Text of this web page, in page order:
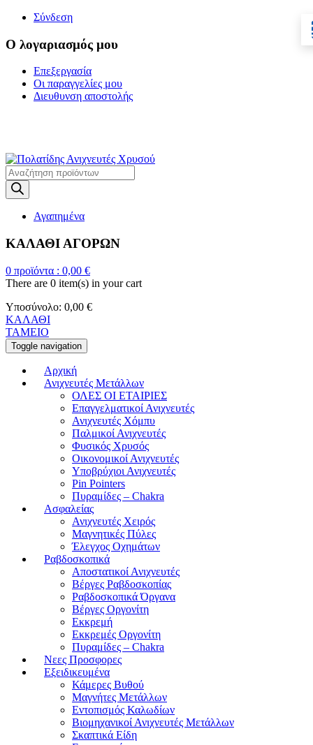
Σύνδεση
Ο λογαριασμός μου
Επεξεργασία
Οι παραγγελίες μου
Διευθυνση αποστολής
Products
search
Αγαπημένα
ΚΑΛΑΘΙ ΑΓΟΡΩΝ
0 προϊόντα : 0,00 €
There are 0 item(s) in your cart
Υποσύνολο: 0,00 €
ΚΑΛΑΘΙ
ΤΑΜΕΙΟ
Toggle navigation
Αρχική
Ανιχνευτές Μετάλλων
ΟΛΕΣ ΟΙ ΕΤΑΙΡΙΕΣ
Επαγγελματικοί Ανιχνευτές
Ανιχνευτές Χόμπυ
Παλμικοί Ανιχνευτές
Φυσικός Χρυσός
Οικονομικοί Ανιχνευτές
Υποβρύχιοι Ανιχνευτές
Pin Pointers
Πυραμίδες – Chakra
Ασφαλείας
Ανιχνευτές Χειρός
Μαγνητικές Πύλες
Έλεγχος Οχημάτων
Ραβδοσκοπικά
Αποστατικοί Ανιχνευτές
Βέργες Ραβδοσκοπίας
Ραβδοσκοπικά Όργανα
Βέργες Οργονίτη
Εκκρεμή
Εκκρεμές Οργονίτη
Πυραμίδες – Chakra
Νεες Προσφορες
Εξειδικευμένα
Κάμερες Βυθού
Μαγνήτες Μετάλλων
Εντοπισμός Καλωδίων
Βιομηχανικοί Ανιχνευτές Μετάλλων
Σκαπτικά Είδη